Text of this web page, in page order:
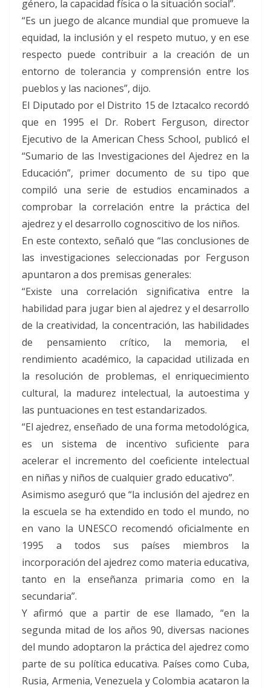
género, la capacidad física o la situación social”.
“Es un juego de alcance mundial que promueve la
equidad, la inclusión y el respeto mutuo, y en ese
respecto puede contribuir a la creación de un
entorno de tolerancia y comprensión entre los
pueblos y las naciones”, dijo.
El Diputado por el Distrito 15 de Iztacalco recordó
que en 1995 el Dr. Robert Ferguson, director
Ejecutivo de la American Chess School, publicó el
“Sumario de las Investigaciones del Ajedrez en la
Educación”, primer documento de su tipo que
compiló una serie de estudios encaminados a
comprobar la correlación entre la práctica del
ajedrez y el desarrollo cognoscitivo de los niños.
En este contexto, señaló que “las conclusiones de
las investigaciones seleccionadas por Ferguson
apuntaron a dos premisas generales:
“Existe una correlación significativa entre la
habilidad para jugar bien al ajedrez y el desarrollo
de la creatividad, la concentración, las habilidades
de pensamiento crítico, la memoria, el
rendimiento académico, la capacidad utilizada en
la resolución de problemas, el enriquecimiento
cultural, la madurez intelectual, la autoestima y
las puntuaciones en test estandarizados.
“El ajedrez, enseñado de una forma metodológica,
es un sistema de incentivo suficiente para
acelerar el incremento del coeficiente intelectual
en niñas y niños de cualquier grado educativo”.
Asimismo aseguró que “la inclusión del ajedrez en
la escuela se ha extendido en todo el mundo, no
en vano la UNESCO recomendó oficialmente en
1995 a todos sus países miembros la
incorporación del ajedrez como materia educativa,
tanto en la enseñanza primaria como en la
secundaria”.
Y afirmó que a partir de ese llamado, “en la
segunda mitad de los años 90, diversas naciones
del mundo adoptaron la práctica del ajedrez como
parte de su política educativa. Países como Cuba,
Rusia, Armenia, Venezuela y Colombia acataron la